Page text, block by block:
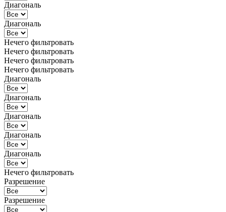
Диагональ
Диагональ
Нечего фильтровать
Нечего фильтровать
Нечего фильтровать
Нечего фильтровать
Диагональ
Диагональ
Диагональ
Диагональ
Диагональ
Нечего фильтровать
Разрешение
Разрешение